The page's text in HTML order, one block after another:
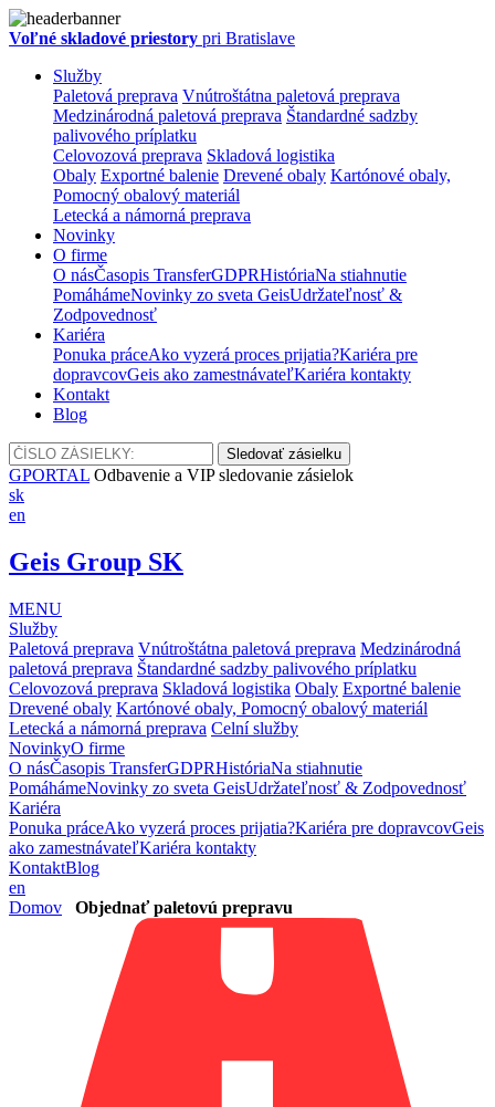
Voľné skladové priestory pri Bratislave
Služby
Paletová preprava Vnútroštátna paletová preprava
Medzinárodná paletová preprava Štandardné sadzby
palivového príplatku
Celovozová preprava Skladová logistika
Obaly Exportné balenie Drevené obaly Kartónové obaly,
Pomocný obalový materiál
Letecká a námorná preprava
Novinky
O firme
O násČasopis TransferGDPRHistóriaNa stiahnutie
PomáhámeNovinky zo sveta GeisUdržateľnosť &
Zodpovednosť
Kariéra
Ponuka práceAko vyzerá proces prijatia?Kariéra pre
dopravcovGeis ako zamestnávateľKariéra kontakty
Kontakt
Blog
GPORTAL Odbavenie a VIP sledovanie zásielok
sk
en
Geis Group SK
MENU
Služby
Paletová preprava Vnútroštátna paletová preprava Medzinárodná
paletová preprava Štandardné sadzby palivového príplatku
Celovozová preprava Skladová logistika Obaly Exportné balenie
Drevené obaly Kartónové obaly, Pomocný obalový materiál
Letecká a námorná preprava Celní služby
NovinkyO firme
O násČasopis TransferGDPRHistóriaNa stiahnutie
PomáhámeNovinky zo sveta GeisUdržateľnosť & Zodpovednosť
Kariéra
Ponuka práceAko vyzerá proces prijatia?Kariéra pre dopravcovGeis
ako zamestnávateľKariéra kontakty
KontaktBlog
en
Domov
Objednať paletovú prepravu